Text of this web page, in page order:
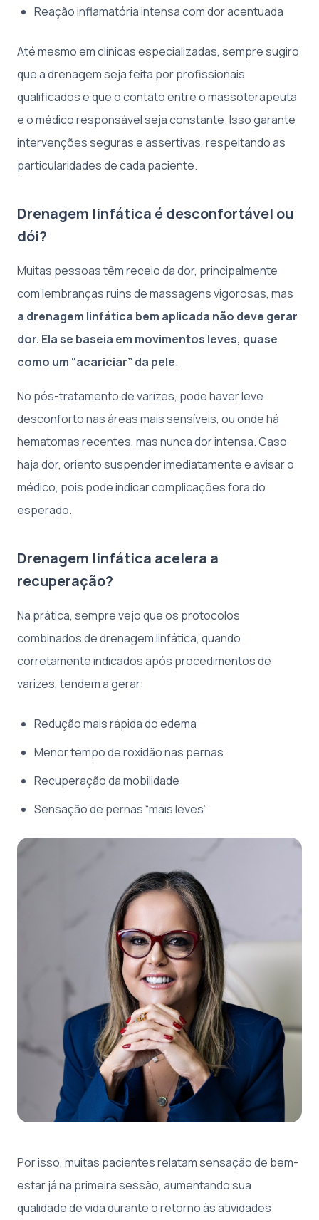
Reação inflamatória intensa com dor acentuada
Até mesmo em clínicas especializadas, sempre sugiro
que a drenagem seja feita por profissionais
qualificados e que o contato entre o massoterapeuta
e o médico responsável seja constante. Isso garante
intervenções seguras e assertivas, respeitando as
particularidades de cada paciente.
Drenagem linfática é desconfortável ou
dói?
Muitas pessoas têm receio da dor, principalmente
com lembranças ruins de massagens vigorosas, mas
a drenagem linfática bem aplicada não deve gerar
dor. Ela se baseia em movimentos leves, quase
como um “acariciar” da pele.
No pós-tratamento de varizes, pode haver leve
desconforto nas áreas mais sensíveis, ou onde há
hematomas recentes, mas nunca dor intensa. Caso
haja dor, oriento suspender imediatamente e avisar o
médico, pois pode indicar complicações fora do
esperado.
Drenagem linfática acelera a
recuperação?
Na prática, sempre vejo que os protocolos
combinados de drenagem linfática, quando
corretamente indicados após procedimentos de
varizes, tendem a gerar:
Redução mais rápida do edema
Menor tempo de roxidão nas pernas
Recuperação da mobilidade
Sensação de pernas “mais leves”
Por isso, muitas pacientes relatam sensação de bem-
estar já na primeira sessão, aumentando sua
qualidade de vida durante o retorno às atividades